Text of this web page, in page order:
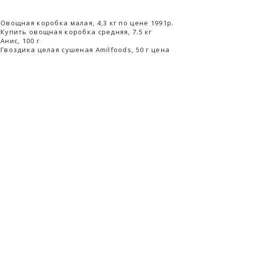
Овощная коробка малая, 4,3 кг по цене 1991р.
Купить овощная коробка средняя, 7.5 кг
Анис, 100 г
Гвоздика целая сушеная Amilfoods, 50 г ценa